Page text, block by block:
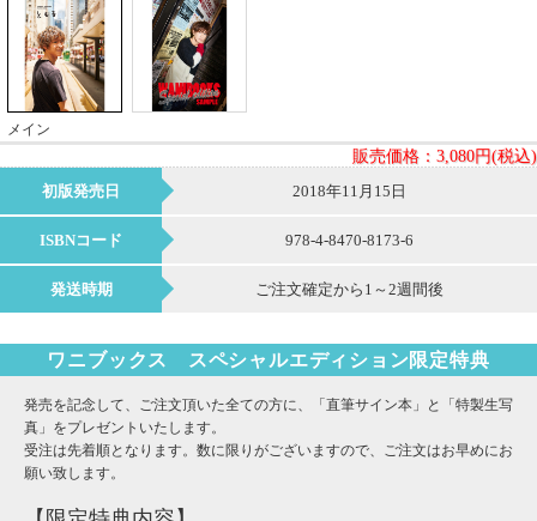
メイン
販売価格： 3,080円(税込)
初版発売日
2018年11月15日
ISBNコード 978-4-8470-8173-6
発送時期 ご注文確定から1～2週間後
ワニブックス スペシャルエディション限定特典
発売を記念して、ご注文頂いた全ての方に、「直筆サイン本」と「特製生写
真」をプレゼントいたします。
受注は先着順となります。数に限りがございますので、ご注文はお早めにお
願い致します。